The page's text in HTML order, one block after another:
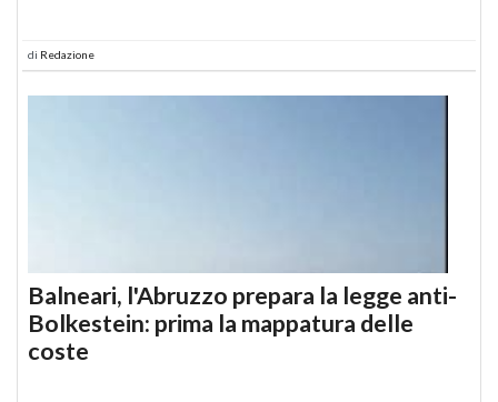
di Redazione
Balneari, l'Abruzzo prepara la legge anti-
Bolkestein: prima la mappatura delle
coste